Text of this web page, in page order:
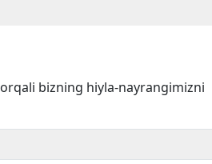
bizning hiyla-nayrangimizni